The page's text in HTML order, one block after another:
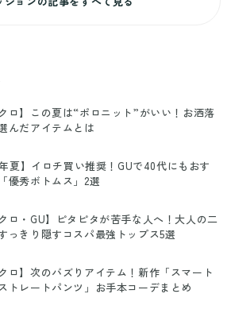
クロ】この夏は“ポロニット”がいい！お洒落
んだアイテムとは
年夏】イロチ買い推奨！GUで40代にもおす
優秀ボトムス」2選
クロ・GU】ピタピタが苦手な人へ！大人の二
っきり隠すコスパ最強トップス5選
クロ】次のバズりアイテム！新作「スマート
トレートパンツ」お手本コーデまとめ